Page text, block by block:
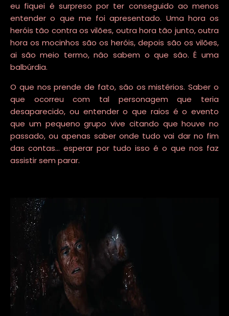
eu fiquei é surpreso por ter conseguido ao menos
entender o que me foi apresentado. Uma hora os
heróis tão contra os vilões, outra hora tão junto, outra
hora os mocinhos são os heróis, depois são os vilões,
ai são meio termo, não sabem o que são. É uma
balbúrdia.
O que nos prende de fato, são os mistérios. Saber o
que ocorreu com tal personagem que teria
desaparecido, ou entender o que raios é o evento
que um pequeno grupo vive citando que houve no
passado, ou apenas saber onde tudo vai dar no fim
das contas... esperar por tudo isso é o que nos faz
assistir sem parar.